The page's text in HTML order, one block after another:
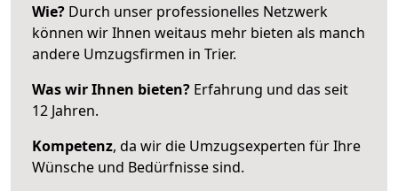
Wie? Durch unser professionelles Netzwerk
können wir Ihnen weitaus mehr bieten als manch
andere Umzugsfirmen in Trier.
Was wir Ihnen bieten? Erfahrung und das seit
12 Jahren.
Kompetenz, da wir die Umzugsexperten für Ihre
Wünsche und Bedürfnisse sind.